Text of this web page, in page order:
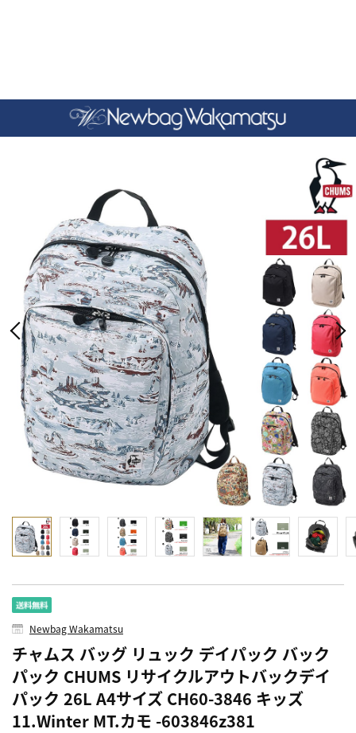
Newbag Wakamatsu
チャムス バッグ リュック デイパック バック
パック CHUMS リサイクルアウトバックデイ
パック 26L A4サイズ CH60-3846 キッズ
11.Winter MT.カモ -603846z381